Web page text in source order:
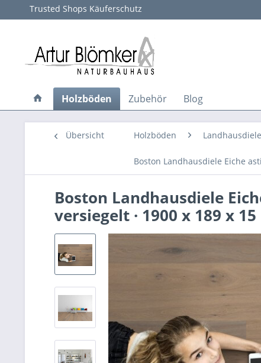
Trusted Shops Käuferschutz
Holzböden Zubehör Blog
Übersicht Holzböden
Boston Landhausdiele Eiche
Boston Landhausdiele
versiegelt · 1900 x 189 x